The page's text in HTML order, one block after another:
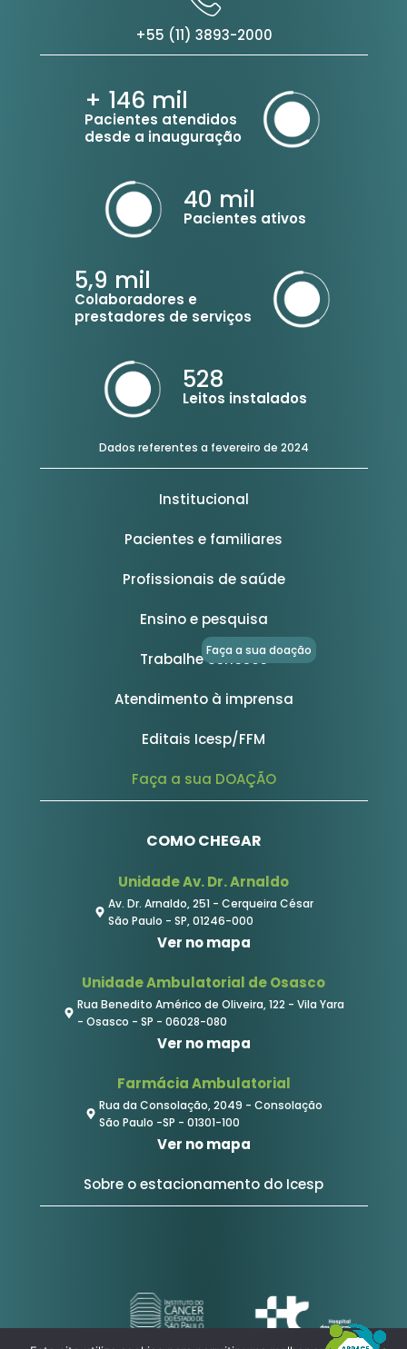
+55 (11) 3893-2000
+ 146 mil
Pacientes atendidos
desde a inauguração
40 mil
Pacientes ativos
5,9 mil
Colaboradores e
prestadores de serviços
528
Leitos instalados
Dados referentes a fevereiro de 2024
Institucional
Pacientes e familiares
Profissionais de saúde
Ensino e pesquisa
Trabalhe conosco
Atendimento à imprensa
Editais Icesp/FFM
Faça a sua DOAÇÃO
COMO CHEGAR
Unidade Av. Dr. Arnaldo
Av. Dr. Arnaldo, 251 - Cerqueira César
São Paulo - SP, 01246-000
Ver no mapa
Unidade Ambulatorial de Osasco
Rua Benedito Américo de Oliveira, 122 - Vila Yara
- Osasco - SP - 06028-080
Ver no mapa
Farmácia Ambulatorial
Rua da Consolação, 2049 - Consolação
São Paulo -SP - 01301-100
Ver no mapa
Sobre o estacionamento do Icesp
Faça a sua doação